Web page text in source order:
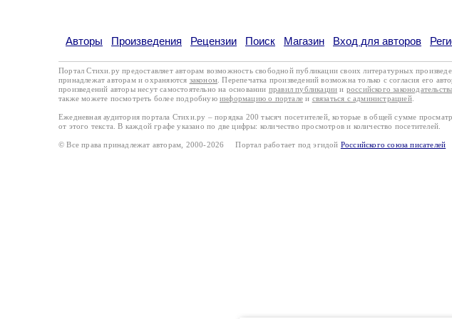
Авторы Произведения Рецензии Поиск Магазин Вход для авторов
Портал Стихи.ру предоставляет авторам возможность свободной публикации своих литературных
принадлежат авторам и охраняются законом . Перепечатка произведений возможна только с согласия его
произведений авторы несут самостоятельно на основании правил публикации и российского законодательства
также можете посмотреть более подробную информацию о портале и связаться с администрацией.
Ежедневная аудитория портала Стихи.ру – порядка 200 тысяч посетителей, которые в общей сумме
от этого текста. В каждой графе указано по две цифры: количество просмотров и количество посетителей.
© Все права принадлежат авторам, 2000-2026 Портал работает под эгидой Российского союза писателей